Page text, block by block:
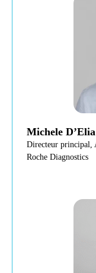
Michele D’Elia
Directeur principal,
Roche Diagnostics